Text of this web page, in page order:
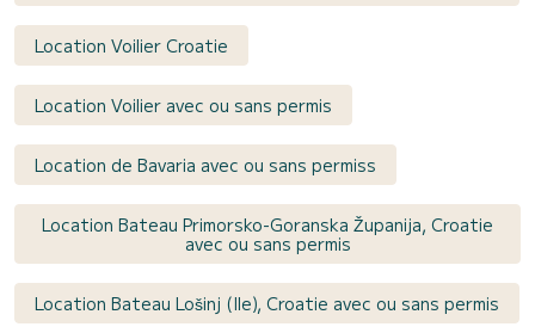
Location Voilier Croatie
Location Voilier avec ou sans permis
Location de Bavaria avec ou sans permiss
Location Bateau Primorsko-Goranska Županija, Croatie
avec ou sans permis
Location Bateau Lošinj (Ile), Croatie avec ou sans permis